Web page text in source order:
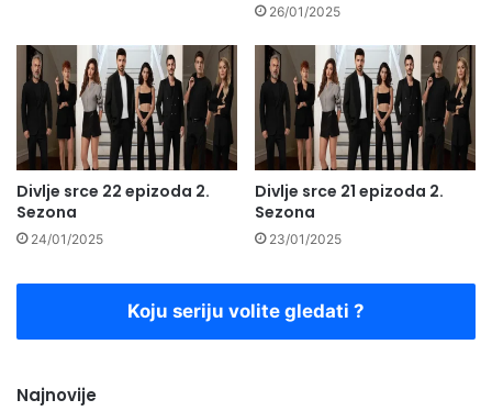
26/01/2025
Divlje srce 22 epizoda 2.
Sezona
24/01/2025
Divlje srce 21 epizoda 2.
Sezona
23/01/2025
Koju seriju volite gledati ?
Najnovije